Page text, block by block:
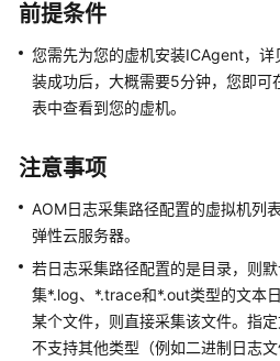
计
费
说
明
速
门
用
户
指
南
前提条件
您需先为您的虚机安装ICAgent，详
装成功后，大概需要5分钟，您即可
表中查看到您的虚机。
注意事项
AOM日志采集路径配置的虚拟机列
弹性云服务器。
若日志采集路径配置的是目录，则
集*.log、*.trace和*.out类型的文本
某个文件，则直接采集该文件。指定
不支持其他类型（例如二进制日志文